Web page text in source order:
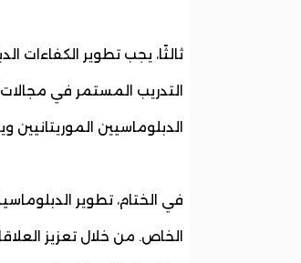
ثالثًا، يجب تطوير الكفاءات
التدريب المستمر في مجالات
الدبلوماسيين
في الختام، تطوير
الخاص. من خلال تعزيز